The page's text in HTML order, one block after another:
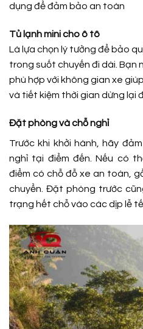
dụng để đảm bảo an toàn
Tủ lạnh mini cho ô tô
Là lựa chọn lý tưởng để bảo
trong suốt chuyến đi dài. Bạn
phù hợp với không gian xe
và tiết kiệm thời gian dừng lại
Đặt phòng và chỗ nghỉ
Trước khi khởi hành, hãy
nghỉ tại điểm đến. Nếu có
điểm có chỗ đỗ xe an toàn,
chuyển. Đặt phòng trước
trạng hết chỗ vào các dịp lễ